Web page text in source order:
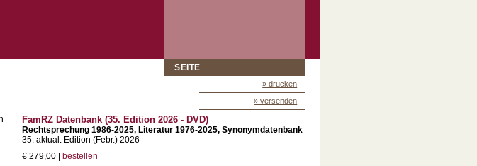
SEITE
» drucken
» versenden
FamRZ Datenbank (35. Edition 2026 - DVD)
Rechtsprechung 1986-2025, Literatur 1976-2025, Synonymdatenbank
35. aktual. Edition (Febr.) 2026
€ 279,00 | bestellen